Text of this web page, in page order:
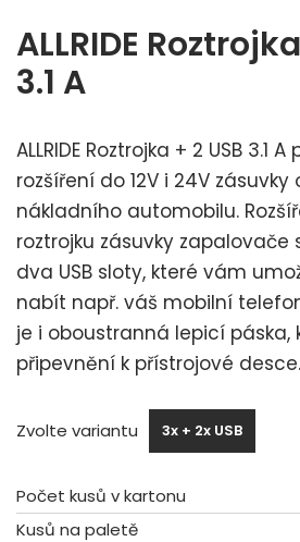
ALLRIDE
3.1 A
ALLRIDE Roztrojka + 2 USB 3.1
rozšíření do 12V i 24V
nákladního automobilu.
roztrojku zásuvky zapalovače
dva USB sloty, které vám
nabít např. váš mobilní
je i oboustranná lepicí páska,
připevnění k přístrojové desce.
Zvolte variantu 3x + 2x USB
Počet kusů v kartonu
Kusů na paletě